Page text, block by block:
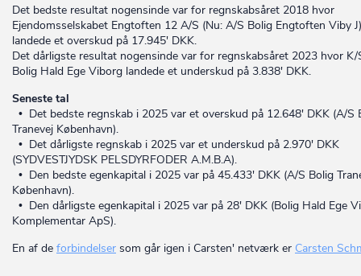
Det bedste resultat nogensinde var for regnskabsåret 2018 hvor
Ejendomsselskabet Engtoften 12 A/S (Nu: A/S Bolig Engtoften Viby J)
landede et overskud på 17.945' DKK.
Det dårligste resultat nogensinde var for regnskabsåret 2023 hvor K/
Bolig Hald Ege Viborg landede et underskud på 3.838' DKK.
Seneste tal
• Det bedste regnskab i 2025 var et overskud på 12.648' DKK (A/S
Tranevej København).
• Det dårligste regnskab i 2025 var et underskud på 2.970' DKK
(SYDVESTJYDSK PELSDYRFODER A.M.B.A).
• Den bedste egenkapital i 2025 var på 45.433' DKK (A/S Bolig
København).
• Den dårligste egenkapital i 2025 var på 28' DKK (Bolig Hald Ege
Komplementar ApS).
En af de forbindelser som går igen i Carsten' netværk er Carsten